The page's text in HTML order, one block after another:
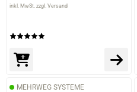
inkl. MwSt. zzgl. Versand
MEHRWEG SYSTEME